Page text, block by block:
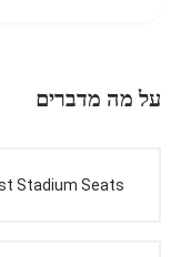
על מה מדברים
Stadium Seats